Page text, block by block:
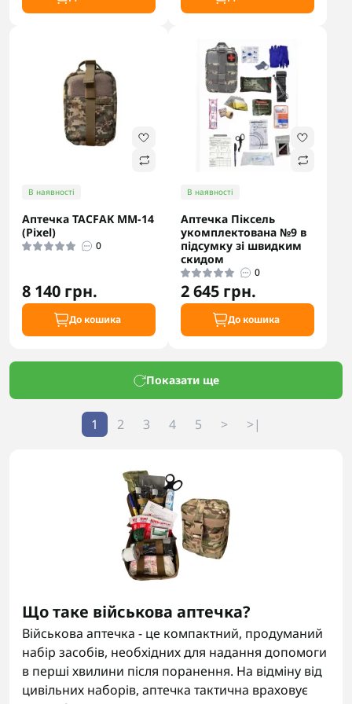
В наявності
Аптечка TACFAK ММ-14
(Pixel)
0
8 140 грн.
До кошика
В наявності
Аптечка Піксель
укомплектована №9 в
підсумку зі швидким
скидом
0
2 645 грн.
До кошика
Показати ще
1 2 3 4 5 > >|
Що таке військова аптечка?
Військова аптечка - це компактний, продуманий
набір засобів, необхідних для надання допомоги
в перші хвилини після поранення. На відміну від
цивільних наборів, аптечка тактична враховує